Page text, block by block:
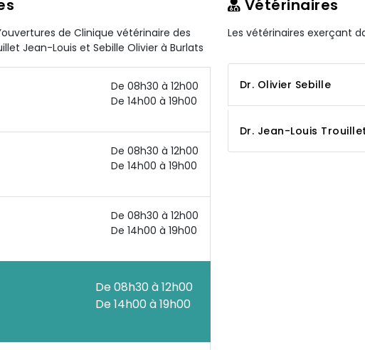
de Clinique vétérinaire des
Jean-Louis et Sebille Olivier à Burlats
De 08h30 à 12h00
De 14h00 à 19h00
De 08h30 à 12h00
De 14h00 à 19h00
De 08h30 à 12h00
De 14h00 à 19h00
De 08h30 à 12h00
De 14h00 à 19h00
Vétérinaires
Les vétérinaires exerçant
Dr. Olivier Sebille
Dr. Jean-Louis Trouillet